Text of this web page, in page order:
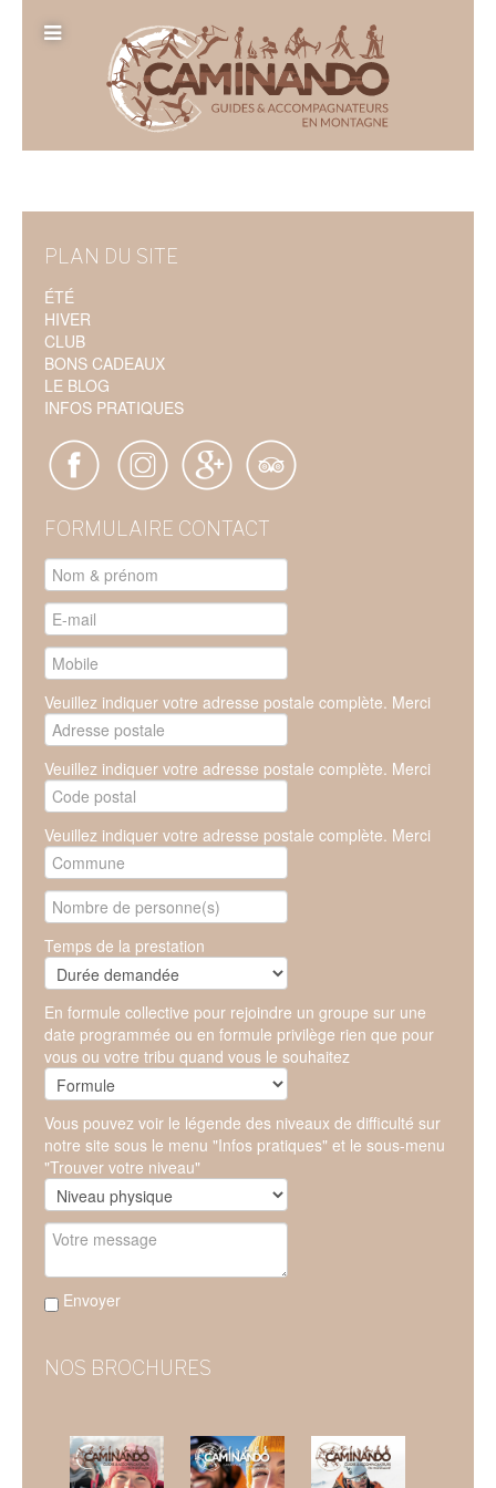
PLAN DU SITE
ÉTÉ
HIVER
CLUB
BONS CADEAUX
LE BLOG
INFOS PRATIQUES
FORMULAIRE CONTACT
Veuillez indiquer votre adresse postale complète. Merci
Veuillez indiquer votre adresse postale complète. Merci
Veuillez indiquer votre adresse postale complète. Merci
Temps de la prestation
En formule collective pour rejoindre un groupe sur une
date programmée ou en formule privilège rien que pour
vous ou votre tribu quand vous le souhaitez
Vous pouvez voir le légende des niveaux de difficulté sur
notre site sous le menu "Infos pratiques" et le sous-menu
"Trouver votre niveau"
Envoyer
NOS BROCHURES